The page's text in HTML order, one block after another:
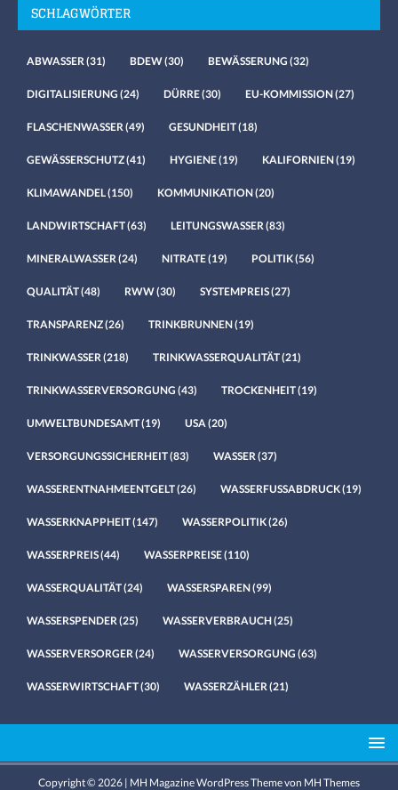
SCHLAGWÖRTER
ABWASSER (31) BDEW(30) BEWÄSSERUNG (32)
DIGITALISIERUNG (24) DÜRRE(30) EU-KOMMISSION(27)
FLASCHENWASSER (49) GESUNDHEIT(18)
GEWÄSSERSCHUTZ(41) HYGIENE(19) KALIFORNIEN(19)
KLIMAWANDEL(150) KOMMUNIKATION(20)
LANDWIRTSCHAFT(63) LEITUNGSWASSER (83)
MINERALWASSER (24) NITRATE(19) POLITIK(56)
QUALITÄT(48) RWW(30) SYSTEMPREIS(27)
TRANSPARENZ(26) TRINKBRUNNEN(19)
TRINKWASSER (218) TRINKWASSERQUALITÄT(21)
TRINKWASSERVERSORGUNG (43) TROCKENHEIT(19)
UMWELTBUNDESAMT(19) USA (20)
VERSORGUNGSSICHERHEIT(83) WASSER (37)
WASSERENTNAHMEENTGELT(26) WASSERFUSSABDRUCK(19)
WASSERKNAPPHEIT(147) WASSERPOLITIK(26)
WASSERPREIS(44) WASSERPREISE(110)
WASSERQUALITÄT(24) WASSERSPAREN(99)
WASSERSPENDER (25) WASSERVERBRAUCH(25)
WASSERVERSORGER (24) WASSERVERSORGUNG (63)
WASSERWIRTSCHAFT(30) WASSERZÄHLER (21)
Copyright © 2026 | MH Magazine WordPress Theme von MH Themes